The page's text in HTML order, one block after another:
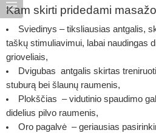
Kam skirti pridedami
Sviedinys – tiksliausias antgalis,
taškų stimuliavimui, labai naudingas
grioveliais,
Dvigubas antgalis skirtas
stuburą bei šlaunų raumenis,
Plokščias – vidutinio spaudimo
didelius pilvo raumenis,
Oro pagalvė – geriausias